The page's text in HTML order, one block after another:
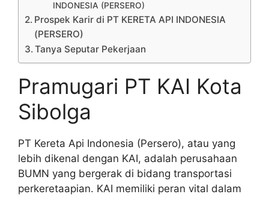
INDONESIA (PERSERO)
Prospek Karir di PT KERETA API INDONESIA
(PERSERO)
Tanya Seputar Pekerjaan
Pramugari PT KAI Kota
Sibolga
PT Kereta Api Indonesia (Persero), atau yang
lebih dikenal dengan KAI, adalah perusahaan
BUMN yang bergerak di bidang transportasi
perkeretaapian. KAI memiliki peran vital dalam